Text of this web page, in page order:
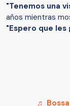
"Tenemos una
años mientras
"Espero que les
♬